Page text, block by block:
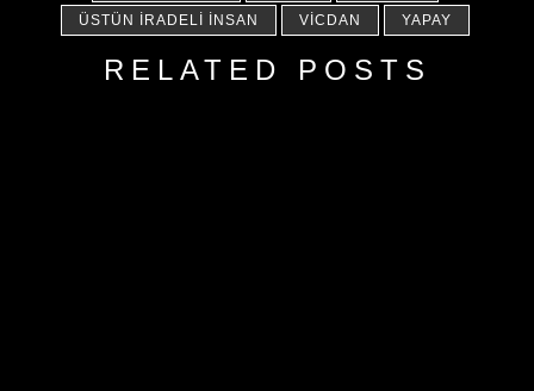
ÜSTÜN İRADELI İNSAN VICDAN YAPAY
RELATED POSTS